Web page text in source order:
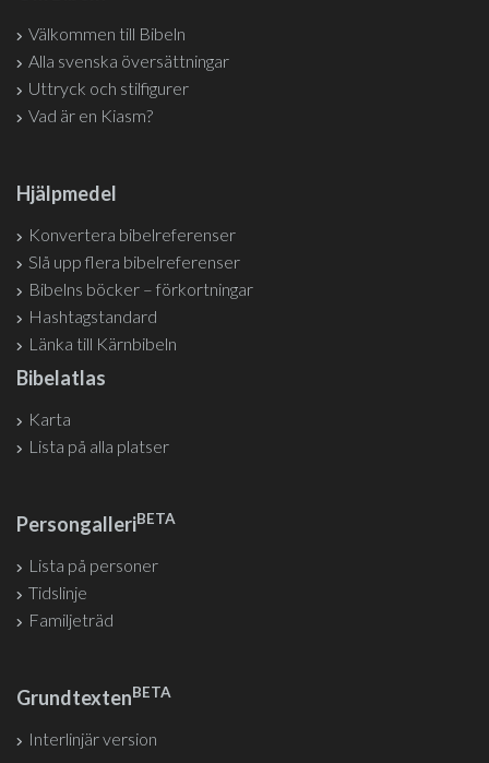
Välkommen till Bibeln
Alla svenska översättningar
Uttryck och stilfigurer
Vad är en Kiasm?
Hjälpmedel
Konvertera bibelreferenser
Slå upp flera bibelreferenser
Bibelns böcker – förkortningar
Hashtagstandard
Länka till Kärnbibeln
Bibelatlas
Karta
Lista på alla platser
PersongalleriBETA
Lista på personer
Tidslinje
Familjeträd
GrundtextenBETA
Interlinjär version